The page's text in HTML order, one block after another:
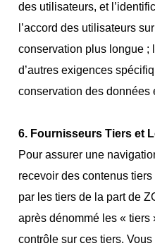
des utilisateurs, et
l’accord des utilisateurs
conservation plus longue ;
d’autres exigences
conservation des données
6. Fournisseurs Tiers et
Pour assurer une
recevoir des contenus
par les tiers de la part de
après dénommé les « tiers
contrôle sur ces tiers.